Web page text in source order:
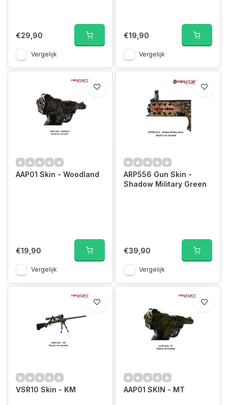
€29,90
Vergelijk
€19,90
Vergelijk
AAP01 Skin - Woodland
€19,90
Vergelijk
ARP556 Gun Skin -
Shadow Military Green
€39,90
Vergelijk
VSR10 Skin - KM AAP01 SKIN - MT